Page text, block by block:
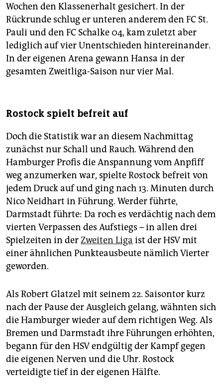
Wochen den Klassenerhalt gesichert. In der
Rückrunde schlug er unteren anderem den FC St.
Pauli und den FC Schalke 04, kam zuletzt aber
lediglich auf vier Unentschieden hintereinander.
In der eigenen Arena gewann Hansa in der
gesamten Zweitliga-Saison nur vier Mal.
Rostock spielt befreit auf
Doch die Statistik war an diesem Nachmittag
zunächst nur Schall und Rauch. Während den
Hamburger Profis die Anspannung vom Anpfiff
weg anzumerken war, spielte Rostock befreit von
jedem Druck auf und ging nach 13. Minuten durch
Nico Neidhart in Führung. Werder führte,
Darmstadt führte: Da roch es verdächtig nach dem
vierten Verpassen des Aufstiegs – in allen drei
Spielzeiten in derZweiten Liga ist der HSV mit
einer ähnlichen Punkteausbeute nämlich Vierter
geworden.
Als Robert Glatzel mit seinem 22. Saisontor kurz
nach der Pause der Ausgleich gelang, wähnten sich
die Hamburger wieder auf dem richtigen Weg. Als
Bremen und Darmstadt ihre Führungen erhöhten,
begann für den HSV endgültig der Kampf gegen
die eigenen Nerven und die Uhr. Rostock
verteidigte tief in der eigenen Hälfte.